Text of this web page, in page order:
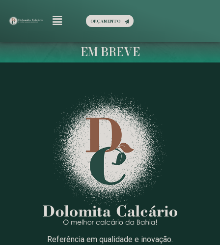
ORÇAMENTO
EM BREVE
Referência em qualidade e inovação.